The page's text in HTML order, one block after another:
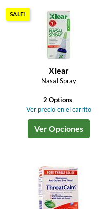
SALE!
Xlear
Nasal Spray
2 Options
Ver precio en el carrito
Ver Opciones